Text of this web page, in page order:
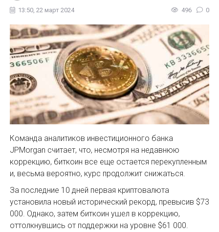
13:50, 22 март 2024 496 0
Команда аналитиков инвестиционного банка
JPMorgan считает, что, несмотря на недавнюю
коррекцию, биткоин все еще остается перекупленным
и, весьма вероятно, курс продолжит снижаться.
За последние 10 дней первая криптовалюта
установила новый исторический рекорд, превысив $73
000. Однако, затем биткоин ушел в коррекцию,
оттолкнувшись от поддержки на уровне $61 000.